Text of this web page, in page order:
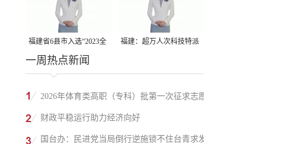
福建省6县市入选“2023全
国县域发展潜力百强县”
福建：超万人次科技特派
一周热点新闻
2026年体育类高职（专科）批第一次征求志愿
填报
财政平稳运行助力经济向好
国台办：民进党当局倒行逆施锁不住台青求发